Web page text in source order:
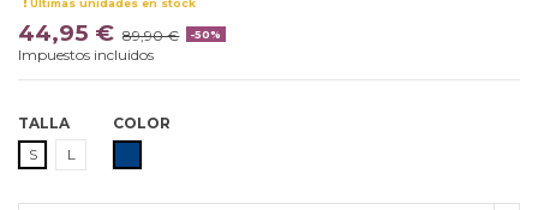
Últimas unidades en stock
44,95 € 89,90 € -50%
Impuestos incluidos
TALLA
S
L
COLOR